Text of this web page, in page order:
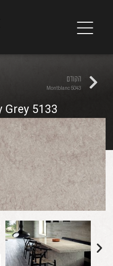
הקודם
5043 Montblanc
5133 Symphony Grey